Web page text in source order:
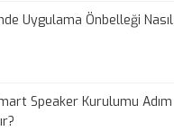
Uygulama Önbelleği Nasıl
Speaker Kurulumu Adım